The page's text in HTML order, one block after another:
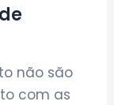
não são
com as